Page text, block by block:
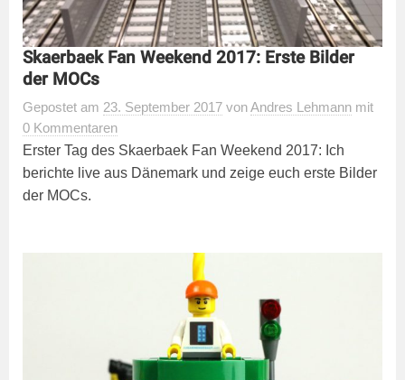
Skaerbaek Fan Weekend 2017: Erste Bilder
der MOCs
Gepostet am 23. September 2017 vonAndres Lehmann mit
0 Kommentaren
Erster Tag des Skaerbaek Fan Weekend 2017: Ich
berichte live aus Dänemark und zeige euch erste Bilder
der MOCs.